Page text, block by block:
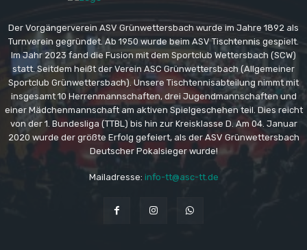
Der Vorgängerverein ASV Grünwettersbach wurde im Jahre 1892 als
Turnverein gegründet. Ab 1950 wurde beim ASV Tischtennis gespielt.
Im Jahr 2023 fand die Fusion mit dem Sportclub Wettersbach (SCW)
statt. Seitdem heißt der Verein ASC Grünwettersbach (Allgemeiner
Sportclub Grünwettersbach). Unsere Tischtennisabteilung nimmt mit
insgesamt 10 Herrenmannschaften, drei Jugendmannschaften und
einer Mädchenmannschaft am aktiven Spielgeschehen teil. Dies reicht
von der 1. Bundesliga (TTBL) bis hin zur Kreisklasse D. Am 04. Januar
2020 wurde der größte Erfolg gefeiert, als der ASV Grünwettersbach
Deutscher Pokalsieger wurde!
Mailadresse: info-tt@asc-tt.de